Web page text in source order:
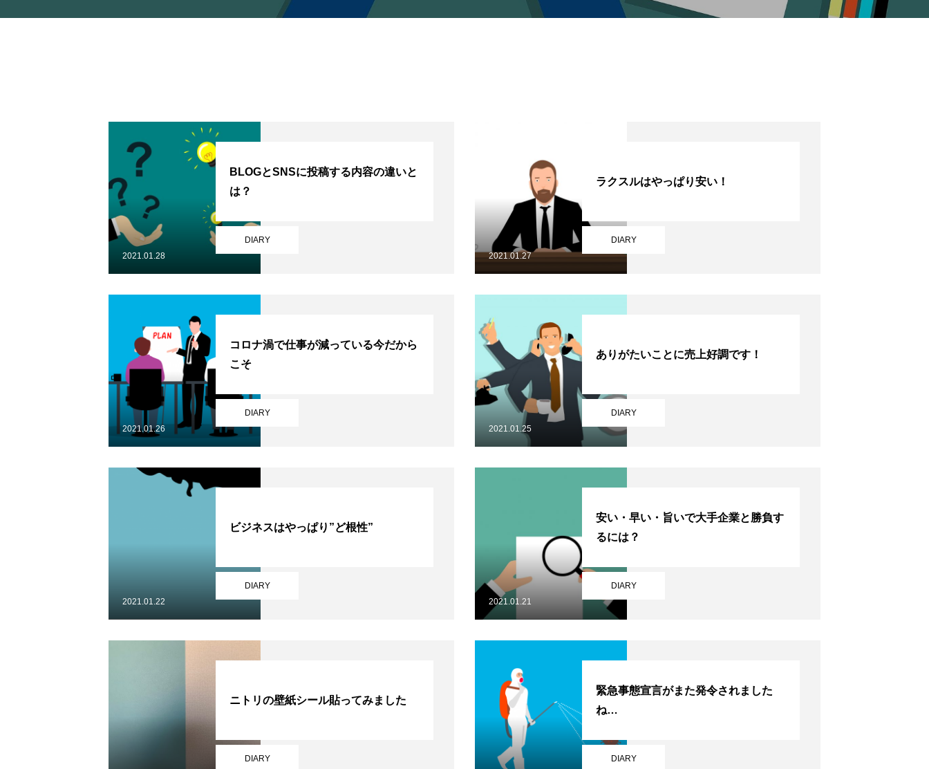
DIARY
BLOGとSNSに投稿する内容の違いと
は？
2021.01.28
DIARY
ラクスルはやっぱり安い！
2021.01.27
DIARY
コロナ渦で仕事が減っている今だから
こそ
2021.01.26
DIARY
ありがたいことに売上好調です！
2021.01.25
DIARY
ビジネスはやっぱり”ど根性”
2021.01.22
DIARY
安い・早い・旨いで大手企業と勝負す
るには？
2021.01.21
DIARY
ニトリの壁紙シール貼ってみました
DIARY
緊急事態宣言がまた発令されました
ね…